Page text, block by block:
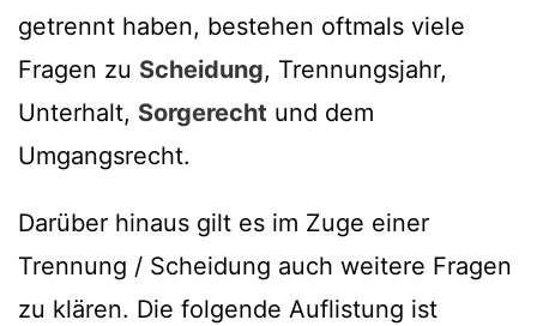
getrennt haben, bestehen oftmals viele
Fragen zu Scheidung, Trennungsjahr,
Unterhalt, Sorgerecht und dem
Umgangsrecht.
Darüber hinaus gilt es im Zuge einer
Trennung / Scheidung auch weitere Fragen
zu klären. Die folgende Auflistung ist